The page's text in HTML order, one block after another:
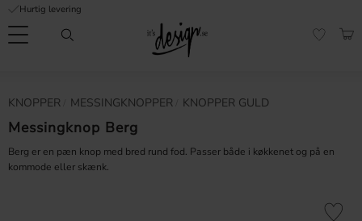
Menu
Hurtig levering
KNOPPER MESSINGKNOPPER KNOPPER GULD
Messingknop Berg
Berg er en pæn knop med bred rund fod. Passer både i køkkenet og på en
kommode eller skænk.
Gem
Ofte stillede
spørgsmål
sider |